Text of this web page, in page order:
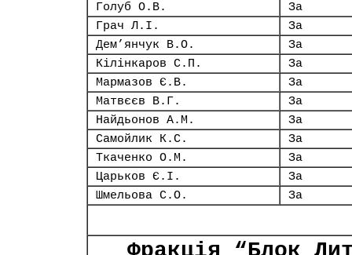
Голуб О.В.
За
Грач Л.І.
За
Дем’янчук В.О.
За
Кілінкаров С.П.
За
Мармазов Є.В.
За
Матвєєв В.Г.
За
Найдьонов А.М.
За
Самойлик К.С.
За
Ткаченко О.М.
За
Царьков Є.І.
За
Шмельова С.О.
За